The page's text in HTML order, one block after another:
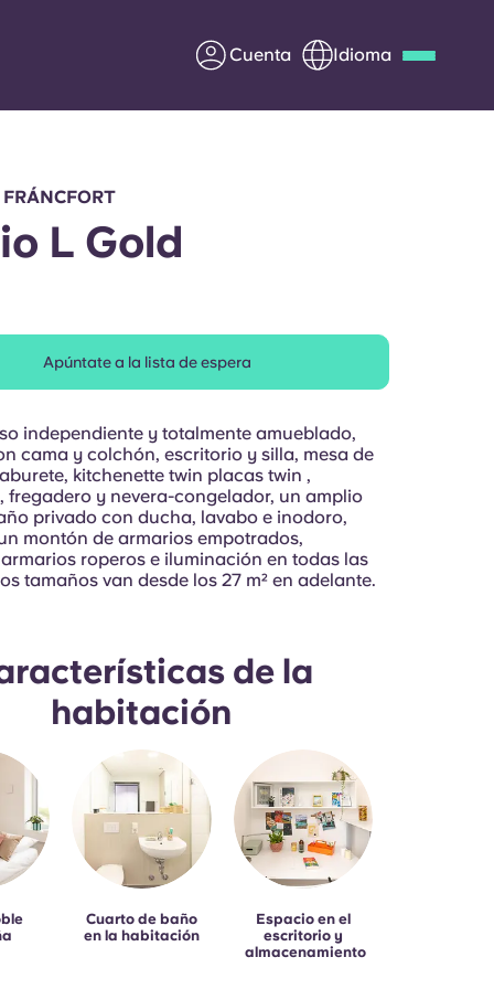
Cuenta Idioma
Información para los
Ponte en contacto con
nosotros
L Gold
Apúntate a la lista de espera
independiente y totalmente amueblado,
cama y colchón, escritorio y silla, mesa de
kitchenette twin placas twin ,
fregadero y nevera-congelador, un amplio
privado con ducha, lavabo e inodoro,
montón de armarios empotrados,
roperos e iluminación en todas las
tamaños van desde los 27 m² en adelante.
de la
habitación
Cuarto de baño
en la habitación
Espacio en el
escritorio y
almacenamiento